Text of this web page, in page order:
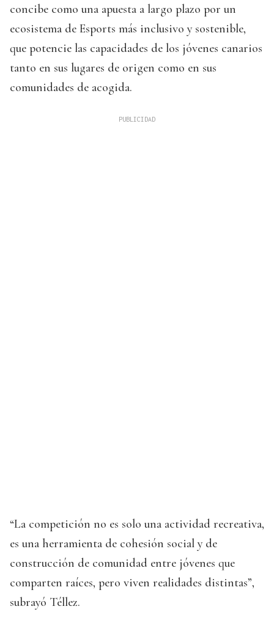
concibe como una apuesta a largo plazo por un
ecosistema de Esports más inclusivo y sostenible,
que potencie las capacidades de los jóvenes canarios
tanto en sus lugares de origen como en sus
comunidades de acogida.
“La competición no es solo una actividad recreativa,
es una herramienta de cohesión social y de
construcción de comunidad entre jóvenes que
comparten raíces, pero viven realidades distintas”,
subrayó Téllez.